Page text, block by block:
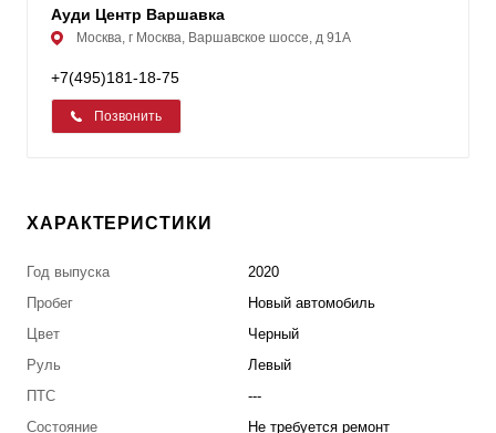
Ауди Центр Варшавка
Москва, г Москва, Варшавское шоссе, д 91А
+7(495)181-18-75
Позвонить
ХАРАКТЕРИСТИКИ
Год выпуска
2020
Пробег
Новый автомобиль
Цвет
Черный
Руль
Левый
ПТС
---
Состояние
Не требуется ремонт